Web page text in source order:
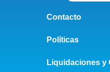
Contacto
Políticas
Liquidaciones y